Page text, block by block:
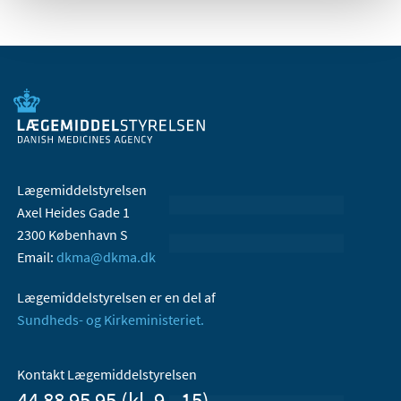
Lægemiddelstyrelsen
Axel Heides Gade 1
2300 København S
Email: dkma@dkma.dk
Lægemiddelstyrelsen er en del af
Sundheds- og Kirkeministeriet.
Kontakt Lægemiddelstyrelsen